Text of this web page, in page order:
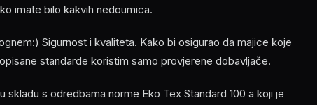
imate bilo kakvih nedoumica.
Sigurnost i kvaliteta. Kako bi osigurao da majice koje
standarde koristim samo provjerene dobavljače.
skladu s odredbama norme Eko Tex Standard 100 a koji je